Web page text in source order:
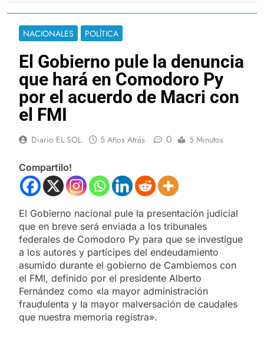
NACIONALES POLÍTICA
El Gobierno pule la denuncia
que hará en Comodoro Py
por el acuerdo de Macri con
el FMI
Diario EL SOL 5 Años Atrás 0 5 Minutos
Compartilo!
El Gobierno nacional pule la presentación judicial
que en breve será enviada a los tribunales
federales de Comodoro Py para que se investigue
a los autores y partícipes del endeudamiento
asumido durante el gobierno de Cambiemos con
el FMI, definido por el presidente Alberto
Fernández como «la mayor administración
fraudulenta y la mayor malversación de caudales
que nuestra memoria registra».